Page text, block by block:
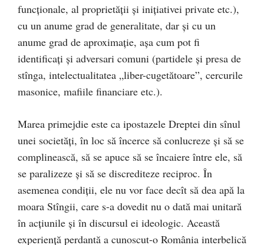
funcţionale, al proprietăţii şi iniţiativei private etc.),
cu un anume grad de generalitate, dar şi cu un
anume grad de aproximaţie, aşa cum pot fi
identificaţi şi adversari comuni (partidele şi presa de
stînga, intelectualitatea „liber-cugetătoare”, cercurile
masonice, mafiile financiare etc.).
Marea primejdie este ca ipostazele Dreptei din sînul
unei societăţi, în loc să încerce să conlucreze şi să se
complinească, să se apuce să se încaiere între ele, să
se paralizeze şi să se discrediteze reciproc. În
asemenea condiţii, ele nu vor face decît să dea apă la
moara Stîngii, care s-a dovedit nu o dată mai unitară
în acţiunile şi în discursul ei ideologic. Această
experienţă perdantă a cunoscut-o România interbelică